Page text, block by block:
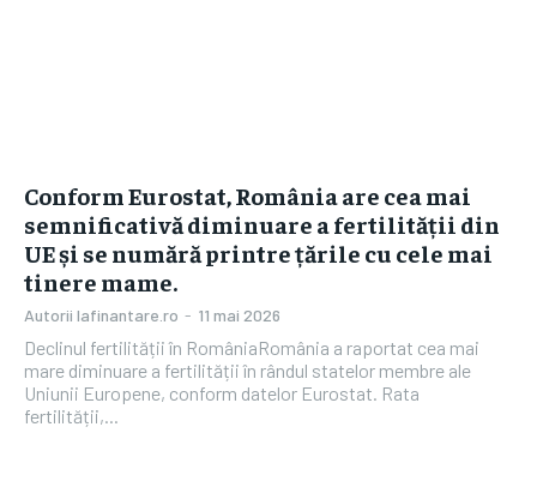
Conform Eurostat, România are cea mai
semnificativă diminuare a fertilității din
UE și se numără printre țările cu cele mai
tinere mame.
Autorii Iafinantare.ro - 11 mai 2026
Declinul fertilității în RomâniaRomânia a raportat cea mai
mare diminuare a fertilității în rândul statelor membre ale
Uniunii Europene, conform datelor Eurostat. Rata
fertilității,...